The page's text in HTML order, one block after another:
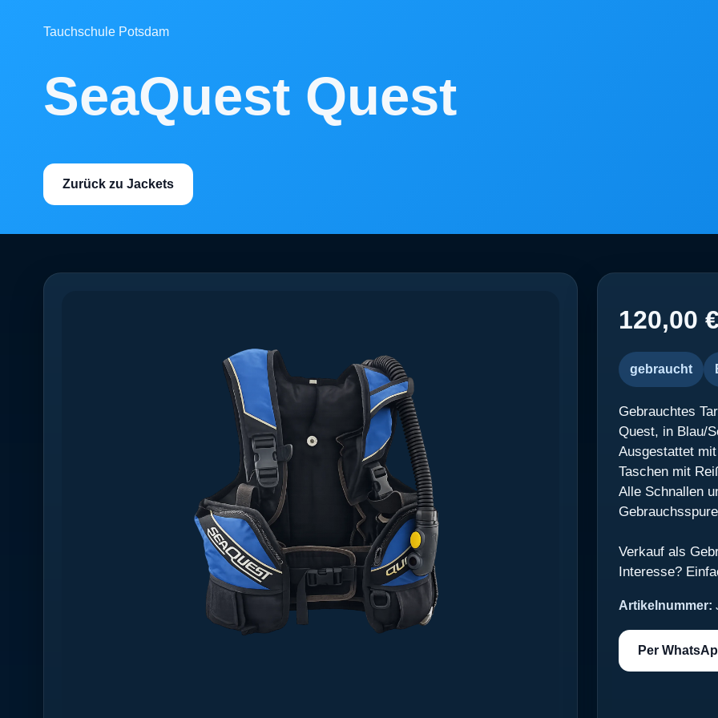
Tauchschule Potsdam
SeaQuest Quest
Zurück zu Jackets
120,00
gebraucht
Gebrauchtes
Quest, in Blau/
Ausgestattet
Taschen mit
Alle Schnallen
Verkauf als
Interesse?
Artikelnummer:
Per